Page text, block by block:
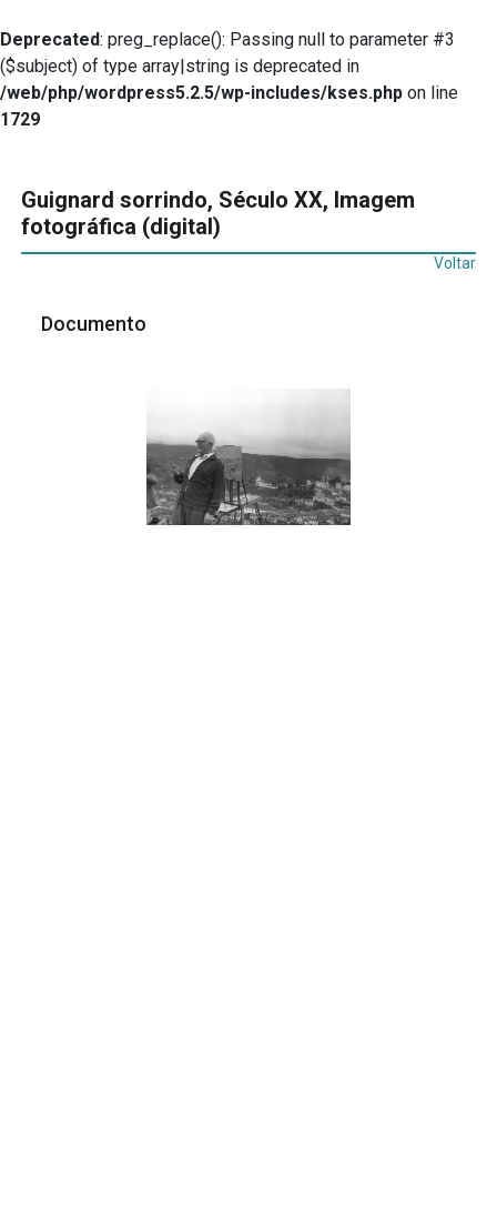
Deprecated: preg_replace(): Passing null to parameter #3
($subject) of type array|string is deprecated in
/web/php/wordpress5.2.5/wp-includes/kses.php on line
1729
Guignard sorrindo, Século XX, Imagem
fotográfica (digital)
Voltar
Documento